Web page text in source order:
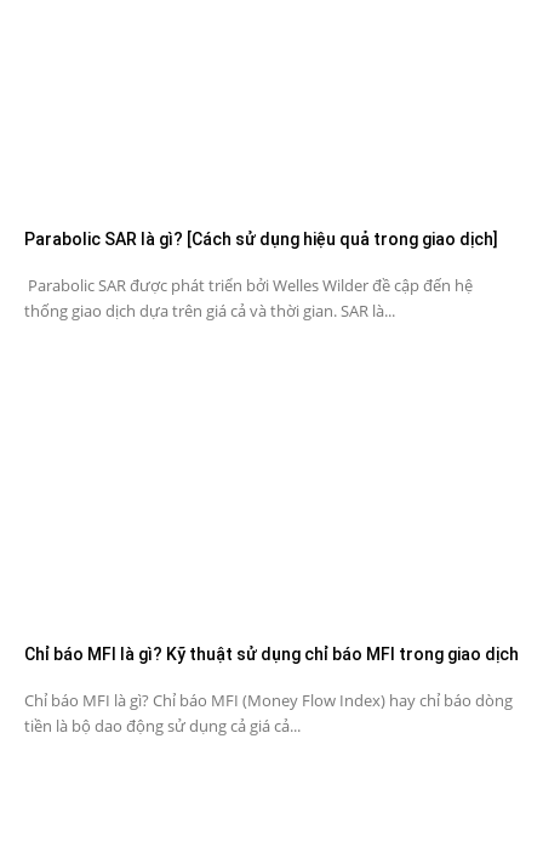
Parabolic SAR là gì? [Cách sử dụng hiệu quả trong giao dịch]
Parabolic SAR được phát triển bởi Welles Wilder đề cập đến hệ
thống giao dịch dựa trên giá cả và thời gian. SAR là...
Chỉ báo MFI là gì? Kỹ thuật sử dụng chỉ báo MFI trong giao dịch
Chỉ báo MFI là gì? Chỉ báo MFI (Money Flow Index) hay chỉ báo dòng
tiền là bộ dao động sử dụng cả giá cả...